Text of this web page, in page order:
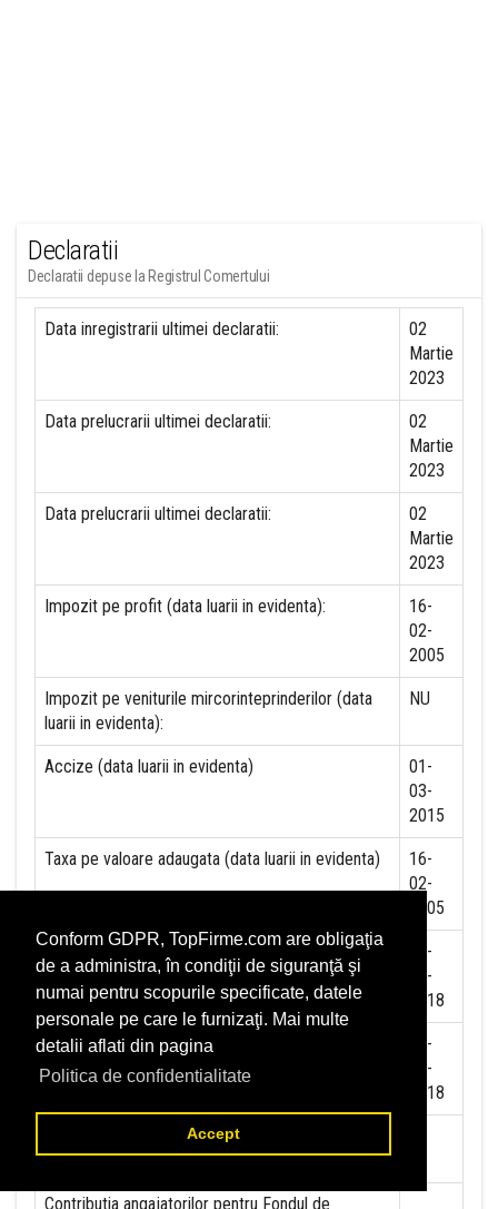
Conform GDPR, TopFirme.com are obligaţia
de a administra, în condiţii de siguranţă şi
numai pentru scopurile specificate, datele
personale pe care le furnizaţi. Mai multe
detalii aflati din pagina
Politica de confidentialitate
Accept
Declaratii
Declaratii depuse la Registrul Comertului
Data inregistrarii ultimei declaratii:
02
Martie
2023
Data prelucrarii ultimei declaratii:
02
Martie
2023
Data prelucrarii ultimei declaratii:
02
Martie
2023
Impozit pe profit (data luarii in evidenta):
16-
02-
2005
Impozit pe veniturile mircorinteprinderilor (data
luarii in evidenta):
NU
Accize (data luarii in evidenta)
01-
03-
2015
Taxa pe valoare adaugata (data luarii in evidenta)
16-
02-
2005
Contributia la asigurari sociale (data luarii in
evidenta)
01-
01-
2018
Contributia de asigurare pentru accidente de
munca si boli profesionale datorate de angajator
01-
01-
2018
Contributia de asigurari pentru somaj (data luarii in
evidenta):
Contributia angajatorilor pentru Fondul de